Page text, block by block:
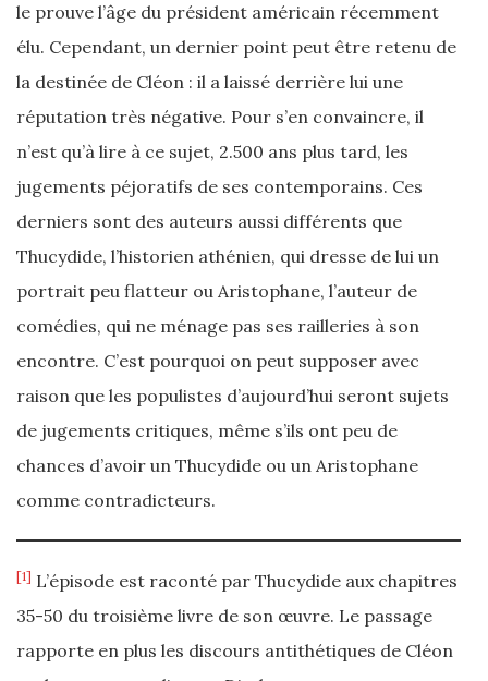
le prouve l’âge du président américain récemment
élu. Cependant, un dernier point peut être retenu de
la destinée de Cléon : il a laissé derrière lui une
réputation très négative. Pour s’en convaincre, il
n’est qu’à lire à ce sujet, 2.500 ans plus tard, les
jugements péjoratifs de ses contemporains. Ces
derniers sont des auteurs aussi différents que
Thucydide, l’historien athénien, qui dresse de lui un
portrait peu flatteur ou Aristophane, l’auteur de
comédies, qui ne ménage pas ses railleries à son
encontre. C’est pourquoi on peut supposer avec
raison que les populistes d’aujourd’hui seront sujets
de jugements critiques, même s’ils ont peu de
chances d’avoir un Thucydide ou un Aristophane
comme contradicteurs.
[1] L’épisode est raconté par Thucydide aux chapitres
35-50 du troisième livre de son œuvre. Le passage
rapporte en plus les discours antithétiques de Cléon